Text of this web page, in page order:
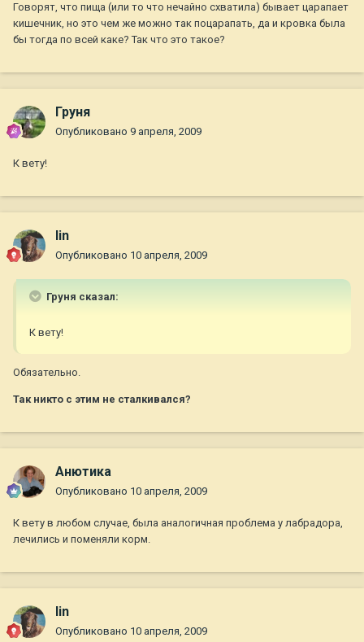
Говорят, что пища (или то что нечайно схватила) бывает царапает
кишечник, но это чем же можно так поцарапать, да и кровка была
бы тогда по всей каке? Так что это такое?
Груня
Опубликовано 9 апреля, 2009
К вету!
lin
Опубликовано 10 апреля, 2009
Груня сказал:
К вету!
Обязательно.
Так никто с этим не сталкивался?
Анютика
Опубликовано 10 апреля, 2009
К вету в любом случае, была аналогичная проблема у лабрадора,
лечились и поменяли корм.
lin
Опубликовано 10 апреля, 2009